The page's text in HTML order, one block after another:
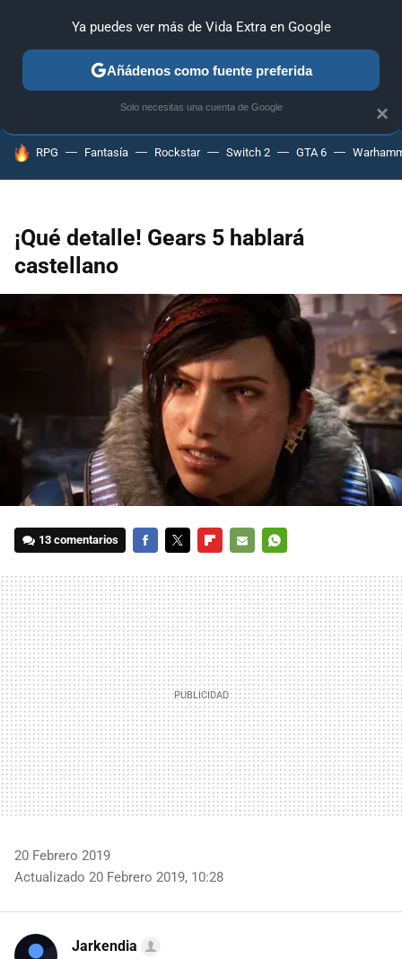
ANÁLISIS GUÍAS Y TRUCOS PC SONY NINTENDO
HOY SE HABLA DE
RPG Fantasía Rockstar Switch 2 GTA 6
¡Qué detalle! Gears 5 hablará
castellano
13 comentarios
MAIL
20 Febrero 2019
Actualizado 20 Febrero 2019, 10:28
Jarkendia
×
Ya puedes ver más de Vida Extra en Google
Añádenos como fuente preferida
Solo necesitas una cuenta de Google